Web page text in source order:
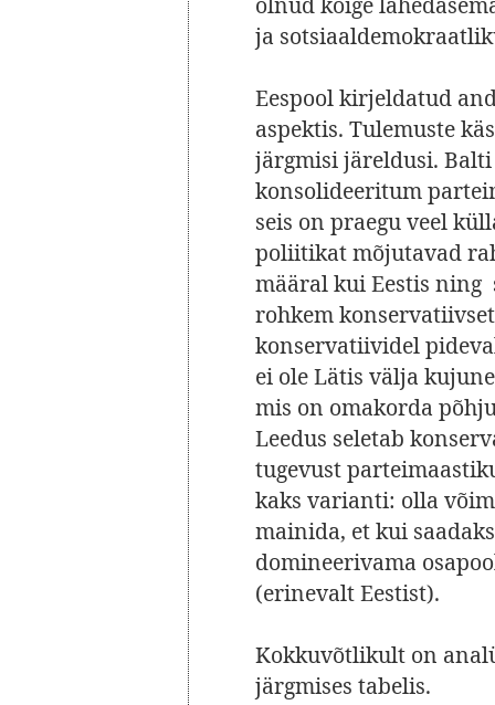
ja
Eespool kirjeldatud
aspektis. Tulemuste
järgmisi järeldusi.
konsolideeritum
seis on praegu veel
poliitikat mõjutavad
määral kui Eestis ning
rohkem
konservatiividel
ei ole Lätis välja
mis on omakorda
Leedus seletab
tugevust
kaks varianti: olla
mainida, et kui
domineerivama
(erinevalt Eestist).
Kokkuvõtlikult on
järgmises tabelis.